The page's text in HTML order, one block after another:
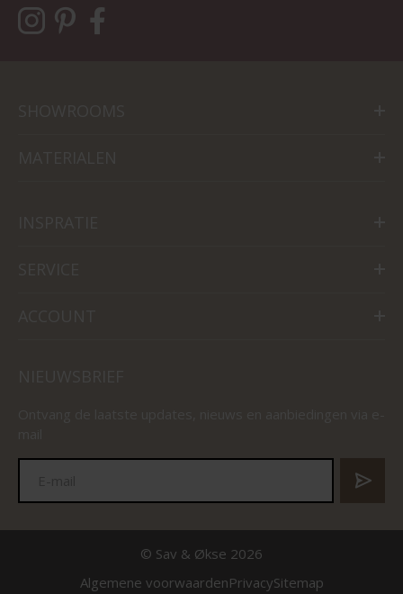
© Sav & Økse 2026
Algemene voorwaardenPrivacySitemap